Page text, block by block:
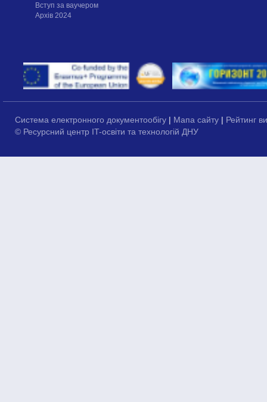
Вступ за ваучером
Архів 2024
Система електронного документообігу | Мапа сайту | Рейтинг
© Ресурсний центр IT-освіти та технологій ДНУ